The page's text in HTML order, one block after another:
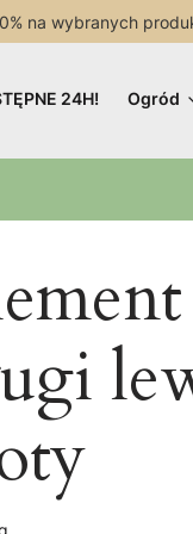
na wybranych
24H! Ogród